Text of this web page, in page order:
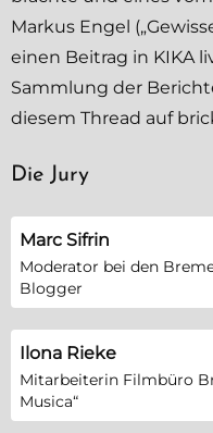
Markus Engel
einen Beitrag in KIKA
Sammlung der
diesem Thread auf
Die Jury
Marc Sifrin
Moderator bei den
Blogger
Ilona Rieke
Mitarbeiterin Filmbüro
Musica“